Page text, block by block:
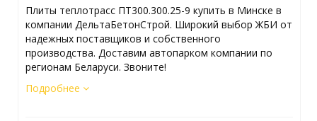
Плиты теплотрасс ПТ300.300.25-9 купить в Минске в
компании ДельтаБетонСтрой. Широкий выбор ЖБИ от
надежных поставщиков и собственного
производства. Доставим автопарком компании по
регионам Беларуси. Звоните!
Подробнее